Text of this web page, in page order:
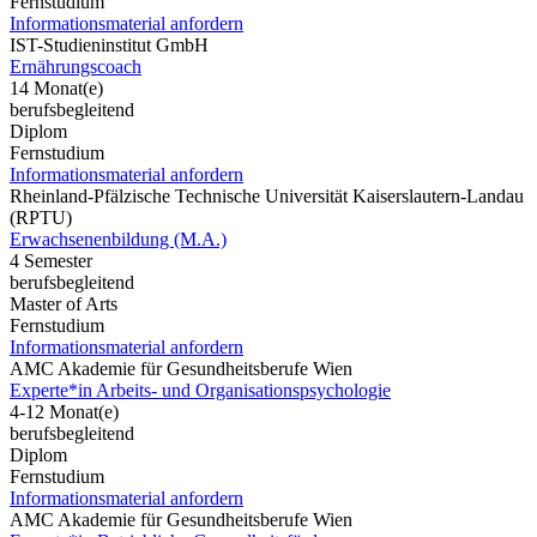
Informationsmaterial anfordern
IST-Studieninstitut GmbH
Ernährungscoach
14 Monat(e)
berufsbegleitend
Diplom
Fernstudium
Informationsmaterial anfordern
Rheinland-Pfälzische Technische Universität Kaiserslautern-Landau
(RPTU)
Erwachsenenbildung (M.A.)
4 Semester
berufsbegleitend
Master of Arts
Fernstudium
Informationsmaterial anfordern
AMC Akademie für Gesundheitsberufe Wien
Experte*in Arbeits- und Organisationspsychologie
4-12 Monat(e)
berufsbegleitend
Diplom
Fernstudium
Informationsmaterial anfordern
AMC Akademie für Gesundheitsberufe Wien